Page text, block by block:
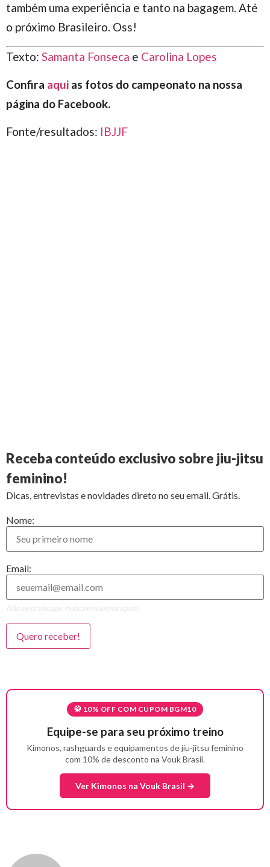
também uma experiência e tanto na bagagem. Até
o próximo Brasileiro. Oss!
Texto: Samanta Fonseca e Carolina Lopes
Confira aqui as fotos do campeonato na nossa
página do Facebook.
Fonte/resultados: IBJJF
Receba conteúdo exclusivo sobre jiu-jitsu
feminino!
Dicas, entrevistas e novidades direto no seu email. Grátis.
Nome:
Email:
Não se preocupe, nunca enviamos spam
🥋 10% OFF COM CUPOM BGM10
Equipe-se para seu próximo treino
Kimonos, rashguards e equipamentos de jiu-jitsu feminino
com 10% de desconto na Vouk Brasil.
Ver Kimonos na Vouk Brasil →